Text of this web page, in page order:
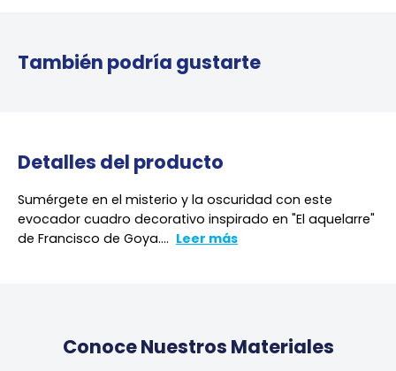
También podría gustarte
Detalles del producto
Sumérgete en el misterio y la oscuridad con este
evocador cuadro decorativo inspirado en "El aquelarre"
de Francisco de Goya.... Leer más
Conoce Nuestros Materiales